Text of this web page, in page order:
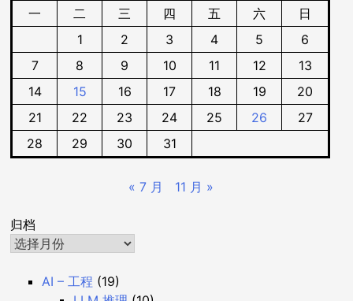
一
二 三 四 五 六
日
1
2 3 4 5
6
7
8 9 10 11 12
13
14
15 16 17 18 19
20
21
22 23 24 25 26
27
28
29 30 31
« 7 月 11 月 »
归档
AI – 工程 (19)